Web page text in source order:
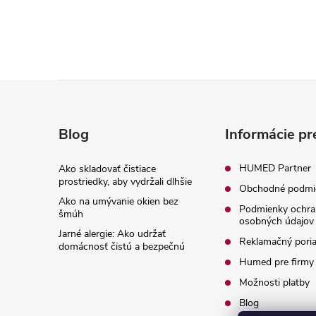
Blog
Ako skladovať čistiace
prostriedky, aby vydržali dlhšie
Ako na umývanie okien bez
šmúh
Jarné alergie: Ako udržať
domácnosť čistú a bezpečnú
Informácie
HUMED Partner
Obchodné
Podmienky
osobných údajov
Reklamačný
Humed pre firmy
Možnosti platby
Blog